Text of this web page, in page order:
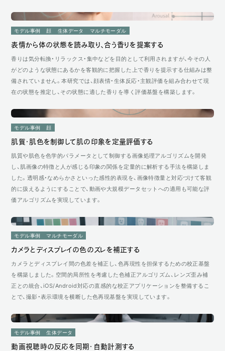
モデル事例 顔 生体データ マルチモーダル
表情から体の状態を読み取り、合う香りを提案する
香りは気分転換・リラックス・集中などを目的として利用されますが、今その人
がどのような状態にあるかを客観的に把握した上で香りを提示する仕組みは整
備されていません。本研究では、顔表情・生体反応・主観評価を組み合わせて現
在の状態を推定し、その状態に適した香りを導く評価基盤を構築します。
モデル事例 顔
肌質・肌色を制御して肌の印象を定量評価する
肌質や肌色を色学的パラメータとして制御する画像処理アルゴリズムを開発
し、肌画像の特徴と人が感じる印象の関係を定量的に解析する手法を構築しま
した。透明感・なめらかさといった感性的表現を、画像特徴量と対応づけて客観
的に扱えるようにすることで、動画や大規模データセットへの適用も可能な評
価アルゴリズムを実現しています。
モデル事例 マルチモーダル
カメラとディスプレイの色のズレを補正する
カメラとディスプレイ間の色差を補正し、色再現性を担保するための校正基盤
を構築しました。空間的局所性を考慮した色補正アルゴリズム、レンズ歪み補
正との統合、iOS/Android対応の直感的な校正アプリケーションを整備するこ
とで、撮影・表示環境を横断した色再現基盤を実現しています。
モデル事例 生体データ
動画視聴時の反応を同期・自動計測する